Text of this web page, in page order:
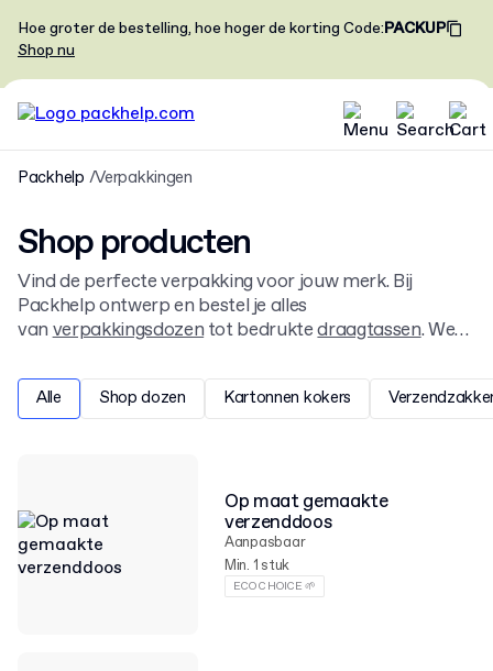
Hoe groter de bestelling, hoe hoger de korting Code:PACKUP
Shop nu
Packhelp Verpakkingen
Shop producten
Vind de perfecte verpakking voor jouw merk. Bij
Packhelp ontwerp en bestel je alles
vanverpakkingsdozentot bedruktedraagtassen. We
ideaal voor e-commerce, retail en geschenken. Start
met ontwerpen en bestel al vanaf 30 stuks.
Alle Shop dozen Kartonnen kokers
Op maat gemaakte
verzenddoos
Aanpasbaar
Min. 1 stuk
ECO CHOICE 🌱